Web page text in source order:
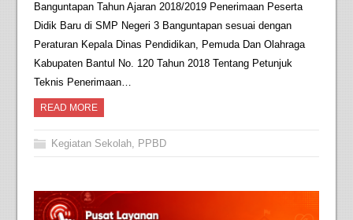
Banguntapan Tahun Ajaran 2018/2019 Penerimaan Peserta
Didik Baru di SMP Negeri 3 Banguntapan sesuai dengan
Peraturan Kepala Dinas Pendidikan, Pemuda Dan Olahraga
Kabupaten Bantul No. 120 Tahun 2018 Tentang Petunjuk
Teknis Penerimaan…
READ MORE
Kegiatan Sekolah, PPBD